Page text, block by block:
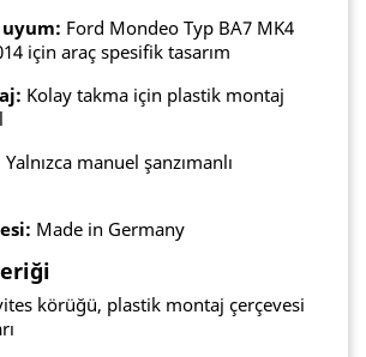
Ford Mondeo Typ BA7 MK4
için araç spesifik tasarım
Kolay takma için plastik montaj
Yalnızca manuel şanzımanlı
Made in Germany
körüğü, plastik montaj çerçevesi